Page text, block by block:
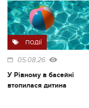
ПОДІЇ
05.08.26
У Рівному в басейні
втопилася дитина